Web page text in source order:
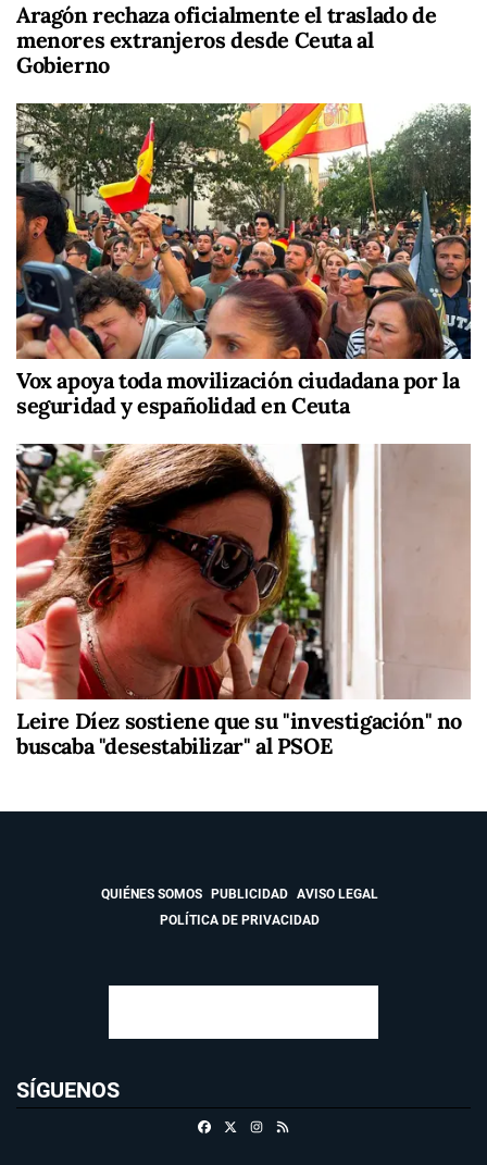
Aragón rechaza oficialmente el traslado de
menores extranjeros desde Ceuta al
Gobierno
Vox apoya toda movilización ciudadana por la
seguridad y españolidad en Ceuta
Leire Díez sostiene que su "investigación" no
buscaba "desestabilizar" al PSOE
QUIÉNES SOMOS PUBLICIDAD
AVISO LEGAL
POLÍTICA DE PRIVACIDAD
SÍGUENOS
FacebookInstagram